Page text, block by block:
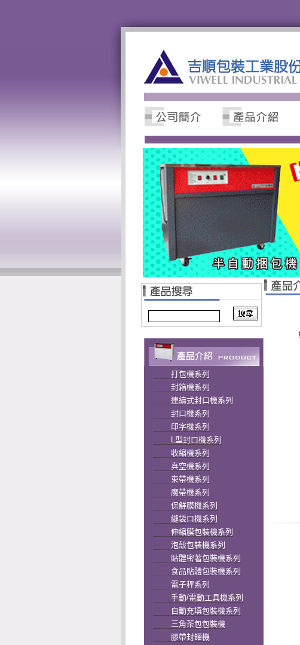
打包機系列
封箱機系列
連續式封口機系列
封口機系列
印字機系列
L型封口機系列
收縮機系列
真空機系列
束帶機系列
魔帶機系列
保鮮膜機系列
縫袋口機系列
伸縮膜包裝機系列
泡殼包裝機系列
貼體密著包裝機系列
食品貼體包裝機系列
電子秤系列
手動/電動工具機系列
自動充填包裝機系列
三角茶包包裝機
膠帶封罐機